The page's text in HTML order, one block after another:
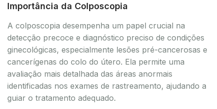
Importância da Colposcopia
A colposcopia desempenha um papel crucial na
detecção precoce e diagnóstico preciso de condições
ginecológicas, especialmente lesões pré-cancerosas e
cancerígenas do colo do útero. Ela permite uma
avaliação mais detalhada das áreas anormais
identificadas nos exames de rastreamento, ajudando a
guiar o tratamento adequado.